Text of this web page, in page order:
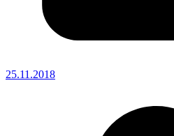
25.11.2018